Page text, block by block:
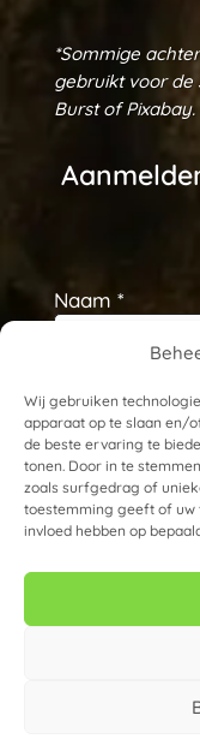
Wij gebruiken
apparaat op te slaan en/
de beste ervaring te
tonen. Door in te
zoals surfgedrag of
toestemming geeft of uw
invloed hebben op
*Sommige
gebruikt voor de
Burst of Pixabay.
Naam *